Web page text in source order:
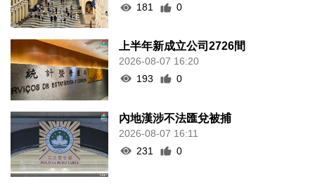
181
0
上半年新成立公司2726間
2026-08-07 16:20
193
0
內地漢涉不法匯兌被捕
2026-08-07 16:11
231
0